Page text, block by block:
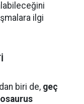
ilgi
biri de, geç